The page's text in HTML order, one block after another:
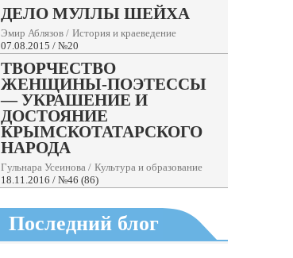
ДЕЛО МУЛЛЫ ШЕЙХА
Эмир Аблязов / История и краеведение
07.08.2015 / №20
ТВОРЧЕСТВО
ЖЕНЩИНЫ-ПОЭТЕССЫ
— УКРАШЕНИЕ И
ДОСТОЯНИЕ
КРЫМСКОТАТАРСКОГО
НАРОДА
Гульнара Усеинова / Культура и образование
18.11.2016 / №46 (86)
Последний блог